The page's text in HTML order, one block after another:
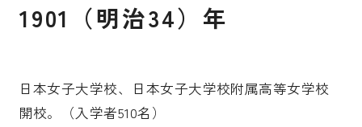
1901（明治34）年
日本女子大学校、日本女子大学校附属高等女学校
開校。（入学者510名）